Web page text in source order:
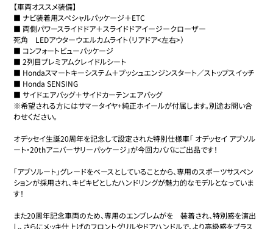
【車両オススメ装備】
■ ナビ装着用スペシャルパッケージ＋ETC
■ 両側パワースライドドア＋スライドドアイージークローザー
死角　LEDアウターウエルカムライト（リアドア<左右>）
■ コンフォートビューパッケージ
■ 2列目プレミアムクレイドルシート
■ Hondaスマートキーシステム＋プッシュエンジンスタート／ストップスイッチ
■ Honda SENSING
■ サイドエアバッグ＋サイドカーテンエアバッグ
※希望される方にはサマータイヤ+純正ホイールが付属します。別途お問い合
わせください。
オデッセイ生誕20周年を記念して設定された特別仕様車「 オデッセイ アブソル
ート・20thアニバーサリーパッケージ」が今回カババにご出品です！
「アブソルート」グレードをベースとしていることから、専用のスポーツサスペン
ションが採用され、キビキビとしたハンドリングが魅力的なモデルとなっていま
す！
また20周年記念車両のため、専用のエンブレムがを　装着され、特別感を演出
し、さらにメッキ仕上げのフロントグリルやドアハンドルで、より高級感をプラス